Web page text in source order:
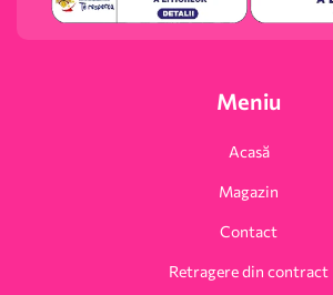
Meniu
Acasă
Magazin
Contact
Retragere din contract